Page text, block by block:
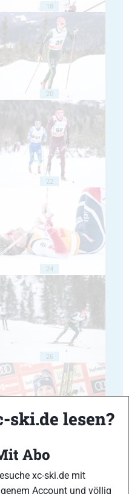
18
20
22
24
26
lesen?
Abo
xc-ski.de mit
Account und völlig